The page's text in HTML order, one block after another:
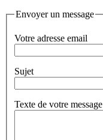
Envoyer un message
Votre adresse email
Sujet
Texte de votre